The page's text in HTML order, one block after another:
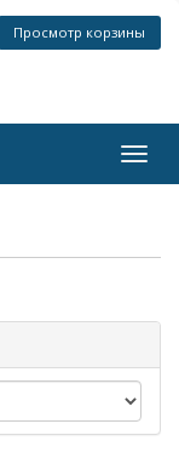
Просмотр корзины